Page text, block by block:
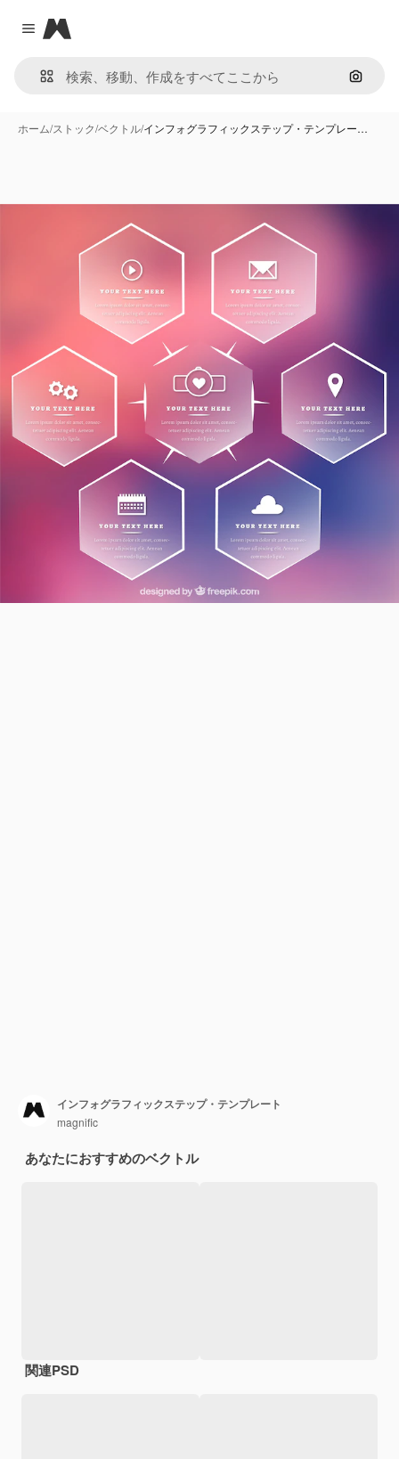
Close menu
Magnific
画像で
ホーム/ストック/ベクトル/インフォグラフィックステップ・テンプレー…
インフォグラフィックステップ・テンプレート
magnific
あなたにおすすめのベクトル
関連PSD